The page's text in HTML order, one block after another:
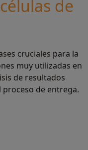
de
cruciales para la
muy utilizadas en
de resultados
de entrega.